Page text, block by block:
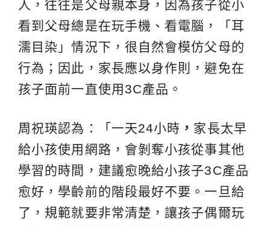
人，往往是父母親本身，因為孩子從小
看到父母總是在玩手機、看電腦，「耳
濡目染」情況下，很自然會模仿父母的
行為；因此，家長應以身作則，避免在
孩子面前一直使用3C產品。
周祝瑛認為：「一天24小時 ， 家長太早
給小孩使用網路，會剝奪小孩從事其他
學習的時間，建議愈晚給小孩子3C產品
愈好，學齡前的階段最好不要。一旦給
了，規範就要非常清楚，讓孩子偶爾玩